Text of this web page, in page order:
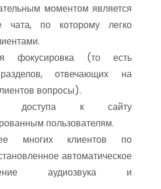
моментом является
чата, по которому легко
фокусировка (то есть
отвечающих на
вопросы).
доступа к сайту
пользователям.
многих клиентов по
автоматическое
аудиозвука и